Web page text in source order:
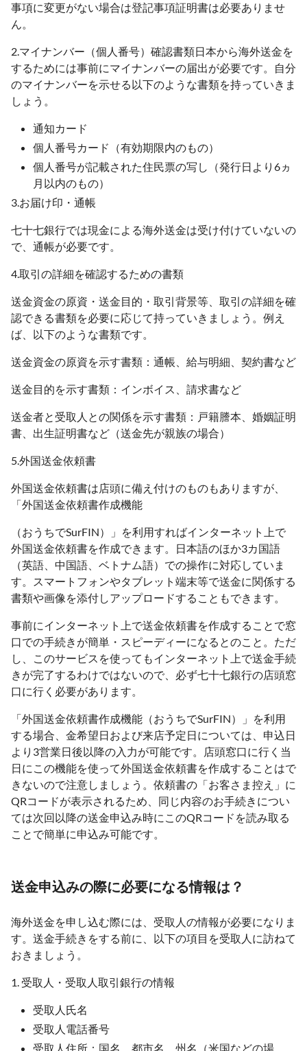
事項に変更がない場合は登記事項証明書は必要ありませ
ん。
2.マイナンバー（個人番号）確認書類日本から海外送金を
するためには事前にマイナンバーの届出が必要です。自分
のマイナンバーを示せる以下のような書類を持っていきま
しょう。
通知カード
個人番号カード（有効期限内のもの）
個人番号が記載された住民票の写し（発行日より6ヵ
月以内のもの）
3.お届け印・通帳
七十七銀行では現金による海外送金は受け付けていないの
で、通帳が必要です。
4.取引の詳細を確認するための書類
送金資金の原資・送金目的・取引背景等、取引の詳細を確
認できる書類を必要に応じて持っていきましょう。例え
ば、以下のような書類です。
送金資金の原資を示す書類：通帳、給与明細、契約書など
送金目的を示す書類：インボイス、請求書など
送金者と受取人との関係を示す書類：戸籍謄本、婚姻証明
書、出生証明書など（送金先が親族の場合）
5.外国送金依頼書
外国送金依頼書は店頭に備え付けのものもありますが、
「外国送金依頼書作成機能
（おうちでSurFIN）」を利用すればインターネット上で
外国送金依頼書を作成できます。日本語のほか3カ国語
（英語、中国語、ベトナム語）での操作に対応していま
す。スマートフォンやタブレット端末等で送金に関係する
書類や画像を添付しアップロードすることもできます。
事前にインターネット上で送金依頼書を作成することで窓
口での手続きが簡単・スピーディーになるとのこと。ただ
し、このサービスを使ってもインターネット上で送金手続
きが完了するわけではないので、必ず七十七銀行の店頭窓
口に行く必要があります。
「外国送金依頼書作成機能（おうちでSurFIN）」を利用
する場合、金希望日および来店予定日については、申込日
より3営業日後以降の入力が可能です。店頭窓口に行く当
日にこの機能を使って外国送金依頼書を作成することはで
きないので注意しましょう。依頼書の「お客さま控え」に
QRコードが表示されるため、同じ内容のお手続きについ
ては次回以降の送金申込み時にこのQRコードを読み取る
ことで簡単に申込み可能です。
送金申込みの際に必要になる情報は？
海外送金を申し込む際には、受取人の情報が必要になりま
す。送金手続きをする前に、以下の項目を受取人に訪ねて
おきましょう。
1. 受取人・受取人取引銀行の情報
受取人氏名
受取人電話番号
受取人住所：国名、都市名、州名（米国などの場